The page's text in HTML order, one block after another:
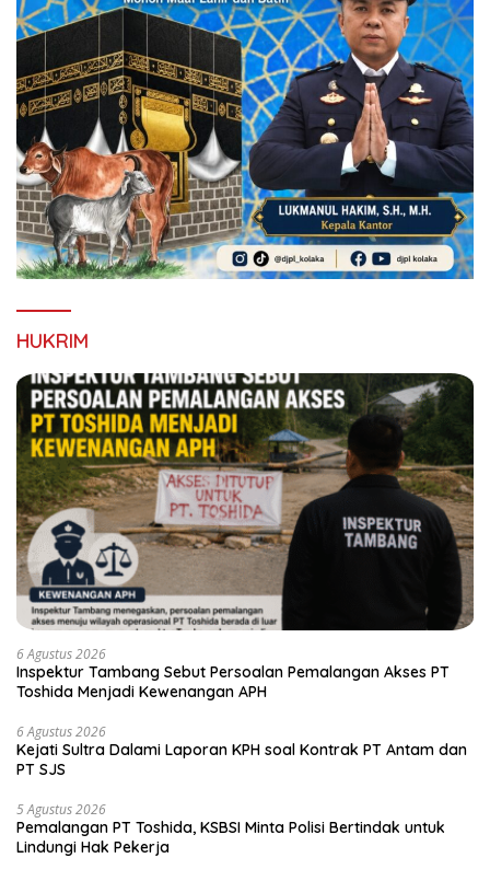
HUKRIM
6 Agustus 2026
Inspektur Tambang Sebut Persoalan Pemalangan Akses PT
Toshida Menjadi Kewenangan APH
6 Agustus 2026
Kejati Sultra Dalami Laporan KPH soal Kontrak PT Antam dan
PT SJS
5 Agustus 2026
Pemalangan PT Toshida, KSBSI Minta Polisi Bertindak untuk
Lindungi Hak Pekerja